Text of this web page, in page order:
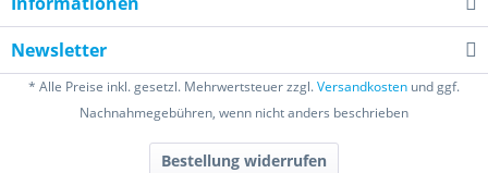
Newsletter
* Alle Preise inkl. gesetzl. Mehrwertsteuer zzgl.Versandkosten und ggf.
Nachnahmegebühren, wenn nicht anders beschrieben
Bestellung widerrufen